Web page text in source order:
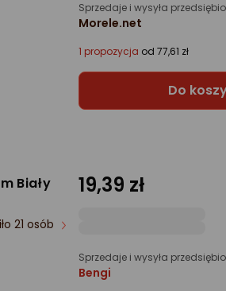
Sprzedaje i wysyła
Morele.net
1 propozycja od 77,61 zł
Do
Biały
21 osób
19,39 zł
Sprzedaje i wysyła
Bengi